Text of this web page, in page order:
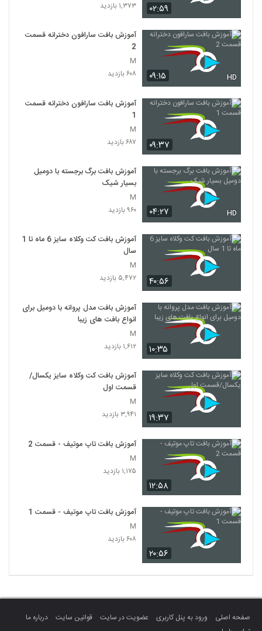
۰۲:۵۹
۱,۳۷۳ بازدید
۰۹:۱۵ HD
آموزش بافت سارافون دخترانه قسمت
2
M
۶۰۸ بازدید
۰۹:۳۷
آموزش بافت سارافون دخترانه قسمت
1
M
۶۸۷ بازدید
۰۴:۲۷ HD
آموزش بافت برگ برجسته با دومیل
بسیار شیک
M
۹۶۰ بازدید
۴۰:۵۶
آموزش بافت کت وکلاه سایز 6 ماه تا 1
سال
M
۵,۴۷۲ بازدید
۱۰:۳۵
آموزش بافت مدل پروانه با دومیل برای
انواع بافت های زیبا
M
۱,۶۱۲ بازدید
۱۹:۳۷
آموزش بافت کت وکلاه سایز یکسال/
قسمت اول
M
۳,۹۴۱ بازدید
۱۲:۵۸
آموزش بافت تاپ موتیف - قسمت 2
M
۱,۱۷۵ بازدید
۲۰:۵۶
آموزش بافت تاپ موتیف - قسمت 1
M
۶۰۸ بازدید
صفحه اصلی ورود به پنل کاربری عضویت در سایت قوانین سایت
درباره ما